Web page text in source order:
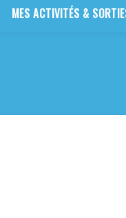
MES ACTIVITÉS &